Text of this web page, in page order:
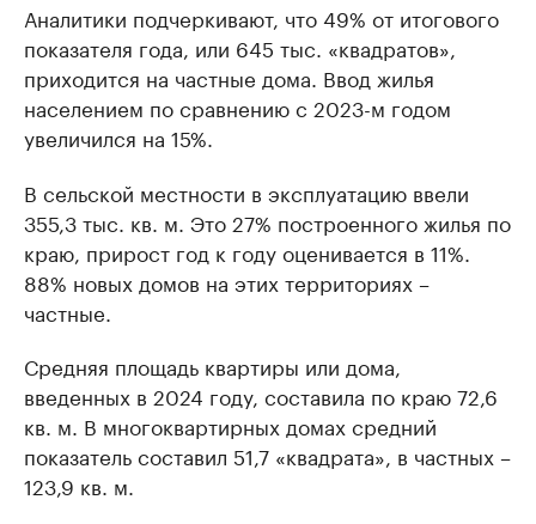
Аналитики подчеркивают, что 49% от итогового
показателя года, или 645 тыс. «квадратов»,
приходится на частные дома. Ввод жилья
населением по сравнению с 2023-м годом
увеличился на 15%.
В сельской местности в эксплуатацию ввели
355,3 тыс. кв. м. Это 27% построенного жилья по
краю, прирост год к году оценивается в 11%.
88% новых домов на этих территориях –
частные.
Средняя площадь квартиры или дома,
введенных в 2024 году, составила по краю 72,6
кв. м. В многоквартирных домах средний
показатель составил 51,7 «квадрата», в частных –
123,9 кв. м.